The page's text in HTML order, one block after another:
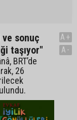
sonuç
taşıyor"
BRT’de
26
A+
A-